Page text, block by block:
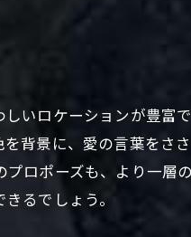
いロケーションが豊富
背景に、愛の言葉をさ
ロポーズも、より一層
るでしょう。